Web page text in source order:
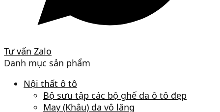
Tư vấn Zalo
Danh mục sản phẩm
Nội thất ô tô
Bộ sưu tập các bộ ghế da ô tô đẹp
May (Khâu) da vô lăng